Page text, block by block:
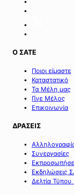
Ο ΣΑΤΕ
Ποιοι είμαστε
Καταστατικό
Τα Μέλη μας
Γίνε Μέλος
Επικοινωνία
ΔΡΑΣΕΙΣ
Συνεργασίες
Εκδηλώσεις
Δελτία Τύπου